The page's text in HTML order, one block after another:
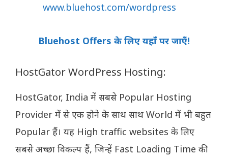
www.bluehost.com/wordpress
Bluehost Offers के लिए यहाँ पर जाएँ!
HostGator WordPress Hosting:
HostGator, India में सबसे Popular Hosting
Provider में से एक होने के साथ साथ World में भी बहुत
Popular हैं। यह High traffic websites के लिए
सबसे अच्छा विकल्प हैं, जिन्हें Fast Loading Time की